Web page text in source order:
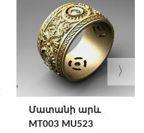
Մատանի արև
MT003 MU523